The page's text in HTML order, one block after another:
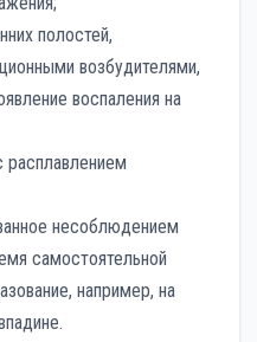
полостей,
возбудителями,
воспаления на
несоблюдением
самостоятельной
например, на